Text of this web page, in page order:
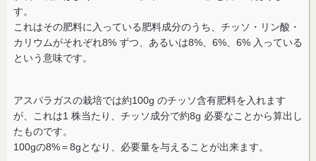
す。
これはその肥料に入っている肥料成分のうち、チッソ・リン酸・
カリウムがそれぞれ8% ずつ、あるいは8%、6%、6% 入っている
という意味です。
アスパラガスの栽培では約100g のチッソ含有肥料を入れます
が、これは1 株当たり、チッソ成分で約8g 必要なことから算出し
たものです。
100gの8%＝8gとなり、必要量を与えることが出来ます。